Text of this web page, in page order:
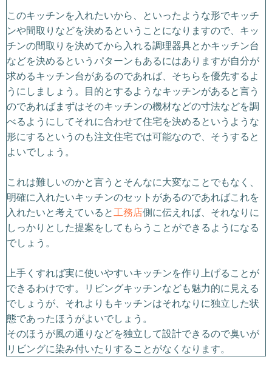
このキッチンを入れたいから、といったような形でキッチ
ンや間取りなどを決めるということになりますので、キッ
チンの間取りを決めてから入れる調理器具とかキッチン台
などを決めるというパターンもあるにはありますが自分が
求めるキッチン台があるのであれば、そちらを優先するよ
うにしましょう。目的とするようなキッチンがあると言う
のであればまずはそのキッチンの機材などの寸法などを調
べるようにしてそれに合わせて住宅を決めるというような
形にするというのも注文住宅では可能なので、そうすると
よいでしょう。
これは難しいのかと言うとそんなに大変なことでもなく、
明確に入れたいキッチンのセットがあるのであればこれを
入れたいと考えていると 工務店側に伝えれば、それなりに
しっかりとした提案をしてもらうことができるようになる
でしょう。
上手くすれば実に使いやすいキッチンを作り上げることが
できるわけです。リビングキッチンなども魅力的に見える
でしょうが、それよりもキッチンはそれなりに独立した状
態であったほうがよいでしょう。
そのほうが風の通りなどを独立して設計できるので臭いが
リビングに染み付いたりすることがなくなります。